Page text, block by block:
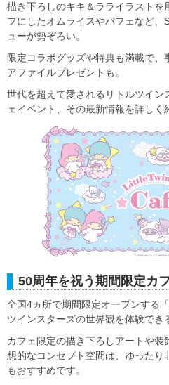
描き下ろしのキキ＆ラライラストを
フにしたオムライスやパフェなど、
ューが勢ぞろい。
限定コラボグッズや特典も満載で、
アファイルプレゼントも。
世代を超えて愛されるリトルツイン
ェイベント、その最新情報を詳しく
50周年を祝う期間限定カ
全国4ヵ所で期間限定オープンする
ツインスターズの世界観を体験でき
カフェ限定の描き下ろしアートや
想的なコンセプト空間は、ゆったり
もおすすめです。